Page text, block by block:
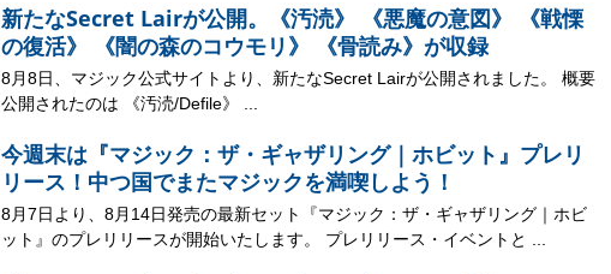
新たなSecret Lairが公開。《汚涜》 《悪魔の意図》 《戦慄
の復活》 《闇の森のコウモリ》 《骨読み》が収録
8月8日、マジック公式サイトより、新たなSecret Lairが公開されました。 概要
公開されたのは 《汚涜/Defile》 ...
今週末は『マジック：ザ・ギャザリング｜ホビット』プレリ
リース！中つ国でまたマジックを満喫しよう！
8月7日より、8月14日発売の最新セット『マジック：ザ・ギャザリング｜ホビ
ット』のプレリリースが開始いたします。 プレリリース・イベントと ...